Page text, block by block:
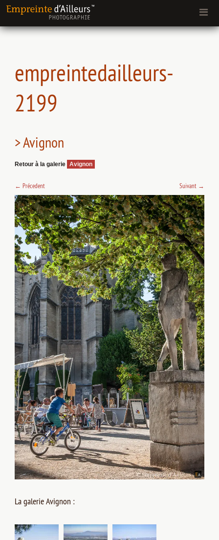
empreintedailleurs-
2199
> Avignon
Retour à la galerie Avignon
← Précedent Suivant →
La galerie Avignon :